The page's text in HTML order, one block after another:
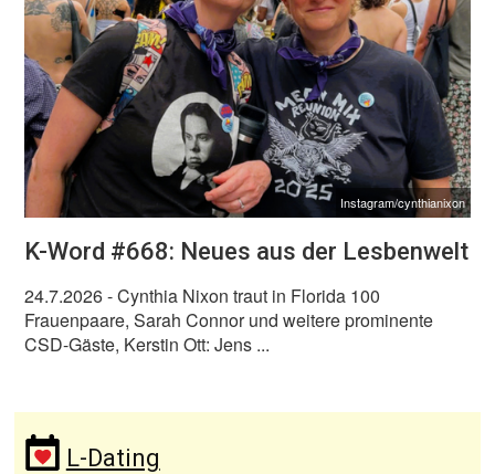
Instagram/cynthianixon
K-Word #668: Neues aus der Lesbenwelt
24.7.2026- Cynthia Nixon traut in Florida 100
Frauenpaare, Sarah Connor und weitere prominente
CSD-Gäste, Kerstin Ott: Jens ...
L-Dating